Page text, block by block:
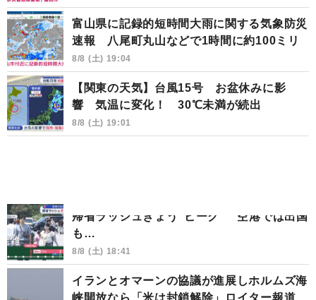
富山県に記録的短時間大雨に関する気象防災
速報 八尾町丸山などで1時間に約100ミリ
8/8 (土) 19:04
【関東の天気】台風15号 お盆休みに影
響 気温に変化！ 30℃未満が続出
8/8 (土) 19:01
帰省ラッシュきょう“ピーク” 空港では出国
も…
8/8 (土) 18:41
イランとオマーンの協議が進展しホルムズ海
峡開放なら「米は封鎖解除」ロイター報道